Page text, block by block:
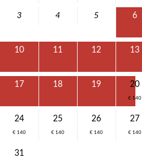
3 4 5 6
10 11 12 13
17 18 19 20
€ 140
24
€ 140
25
€ 140
26
€ 140
27
€ 140
31